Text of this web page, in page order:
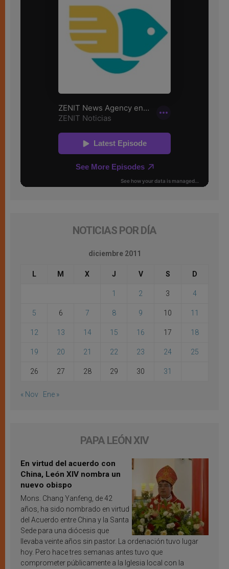
NOTICIAS POR DÍA
diciembre 2011
L M X J V S D
1 2 3 4
5 6 7 8 9 10 11
12 13 14 15 16 17 18
19 20 21 22 23 24 25
26 27 28 29 30 31
« Nov Ene »
PAPA LEÓN XIV
En virtud del acuerdo con
China, León XIV nombra un
nuevo obispo
Mons. Chang Yanfeng, de 42
años, ha sido nombrado en virtud
del Acuerdo entre China y la Santa
Sede para una diócesis que
llevaba veinte años sin pastor. La ordenación tuvo lugar
hoy. Pero hace tres semanas antes tuvo que
comprometer públicamente a la Iglesia local con la